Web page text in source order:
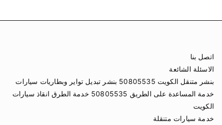
اتصل بنا
الاسئلة الشائعة
بنشر متنقل الكويت 50805535 بنشر تبديل تواير وبطاريات سيارات
خدمة المساعدة على الطريق 50805535 خدمة الطرق انقاذ سيارات
الكويت
خدمة سيارات متنقلة